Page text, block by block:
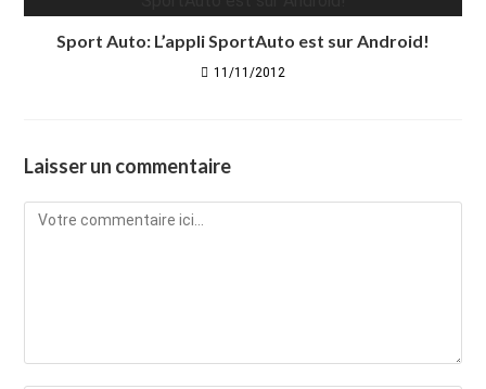
Sport Auto: L’appli SportAuto est sur Android!
11/11/2012
Laisser un commentaire
Comment